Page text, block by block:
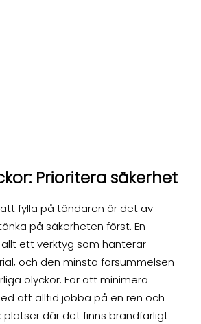
Prioritera säkerhet
fylla på tändaren är det av
på säkerheten först. En
ett verktyg som hanterar
och den minsta försummelsen
olyckor. För att minimera
att alltid jobba på en ren och
platser där det finns brandfarligt